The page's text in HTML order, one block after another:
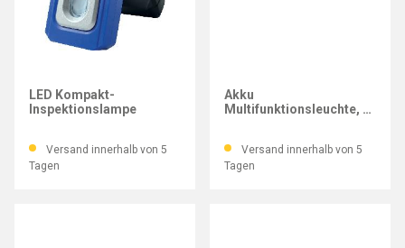
LED Kompakt-
Inspektionslampe
Versand innerhalb von 5
Tagen
Akku
Multifunktionsleuchte, 2
Versand innerhalb von 5
Tagen